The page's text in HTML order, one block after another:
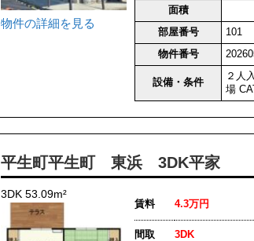
物件の詳細を見る
面積
部屋番号
101
物件番号
設備・条件
２人
場
平生町平生町 東浜 3DK平家
3DK 53.09m²
賃料 4.3万円
間取 3DK